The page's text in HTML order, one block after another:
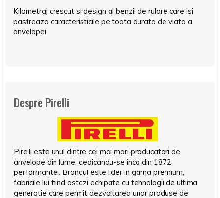
Kilometraj crescut si design al benzii de rulare care isi
pastreaza caracteristicile pe toata durata de viata a
anvelopei
Despre Pirelli
Pirelli este unul dintre cei mai mari producatori de
anvelope din lume, dedicandu-se inca din 1872
performantei. Brandul este lider in gama premium,
fabricile lui fiind astazi echipate cu tehnologii de ultima
generatie care permit dezvoltarea unor produse de